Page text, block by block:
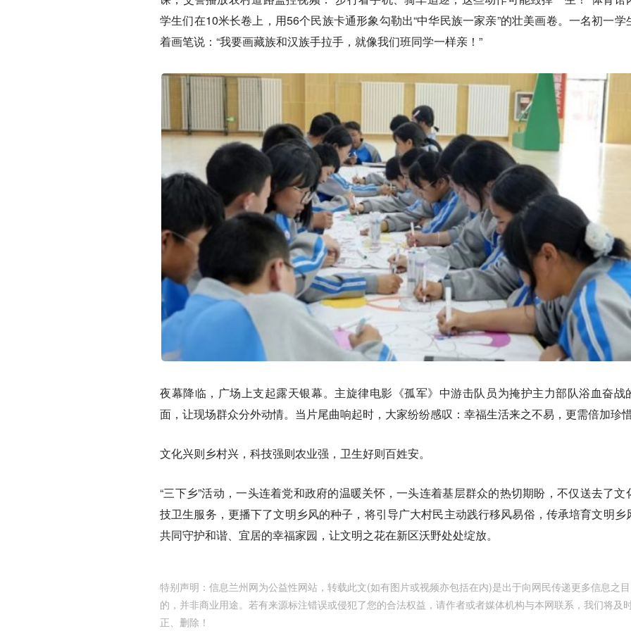
学生们在10米长卷上，用56个民族卡通形象勾勒出“中华民族一家亲”的壮美画卷。一名初一学
着画笔说：“我要画藏族和汉族手拉手，就像我们班同学一样亲！”
夜幕降临，广场上支起露天银幕。主旋律电影《孤军》中游击队员为掩护主力部队浴血奋战
面，让现场群众分外动情。当片尾曲响起时，大家纷纷感叹：幸福生活来之不易，更需倍加珍
文化兴则乡村兴，科技强则农业强，卫生好则百姓安。
“三下乡”活动，一头连着党和政府的温暖关怀，一头连着基层群众的热切期盼，不仅送去了文
技卫生服务，更播下了文明乡风的种子，将引导广大村民主动践行移风易俗，传承培育文明乡
共同守护和谐、宜居的幸福家园，让文明之花在新区沃野处处绽放。
特别声明：信息兰州网为公益性网站，转载此文(如有图片或视频亦包括在内)是出于向网民传递更多信息之目
的，并非商业用途。若有来源标注错误或侵犯了您的合法权益，请作者或者媒体机构与本网联系，我们将及
正、删除！